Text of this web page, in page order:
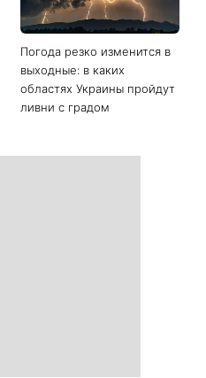
Погода резко изменится в
выходные: в каких
областях Украины пройдут
ливни с градом